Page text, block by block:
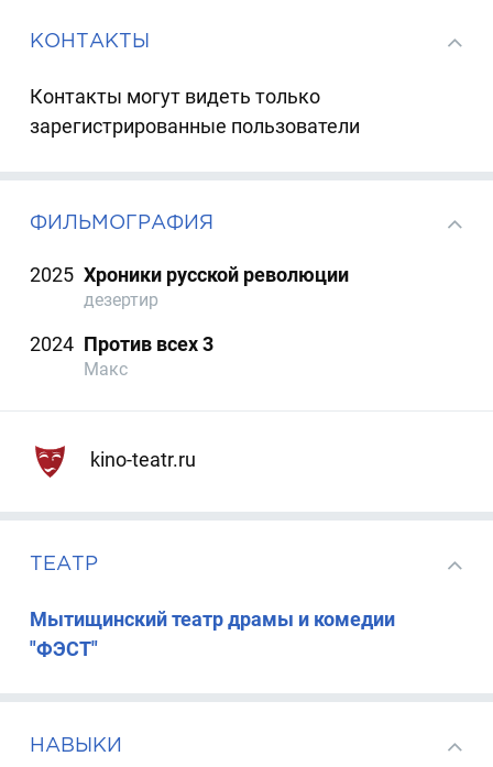
КОНТАКТЫ
Контакты могут видеть только
зарегистрированные пользователи
ФИЛЬМОГРАФИЯ
2025 Хроники русской революции
дезертир
2024 Против всех 3
Макс
kino-teatr.ru
ТЕАТР
Мытищинский театр драмы и комедии
"ФЭСТ"
НАВЫКИ